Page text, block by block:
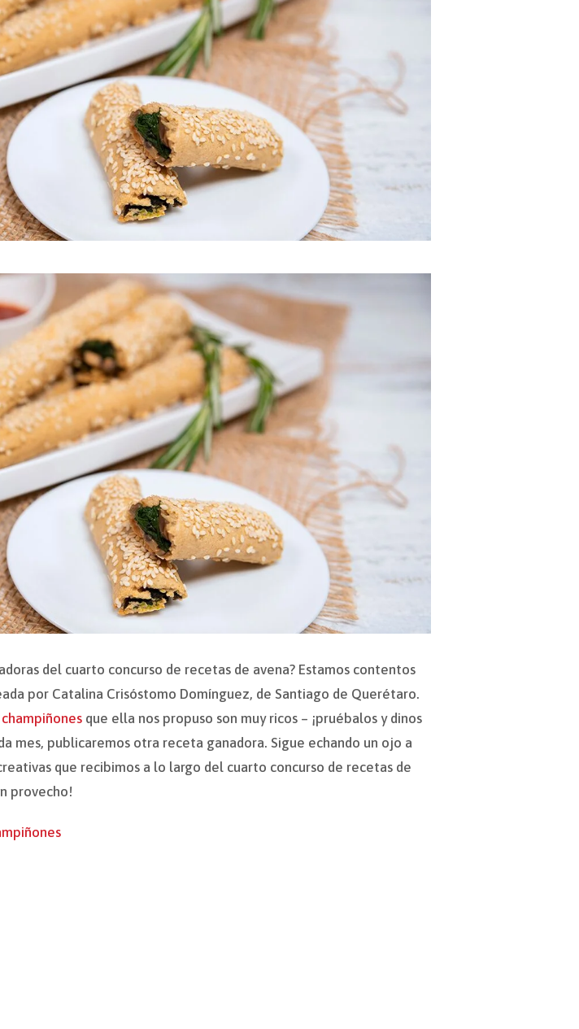
del cuarto concurso de recetas de avena? Estamos contentos
por Catalina Crisóstomo Domínguez, de Santiago de Querétaro.
que ella nos propuso son muy ricos – ¡pruébalos y dinos
mes, publicaremos otra receta ganadora. Sigue echando un ojo a
que recibimos a lo largo del cuarto concurso de recetas de
provecho!